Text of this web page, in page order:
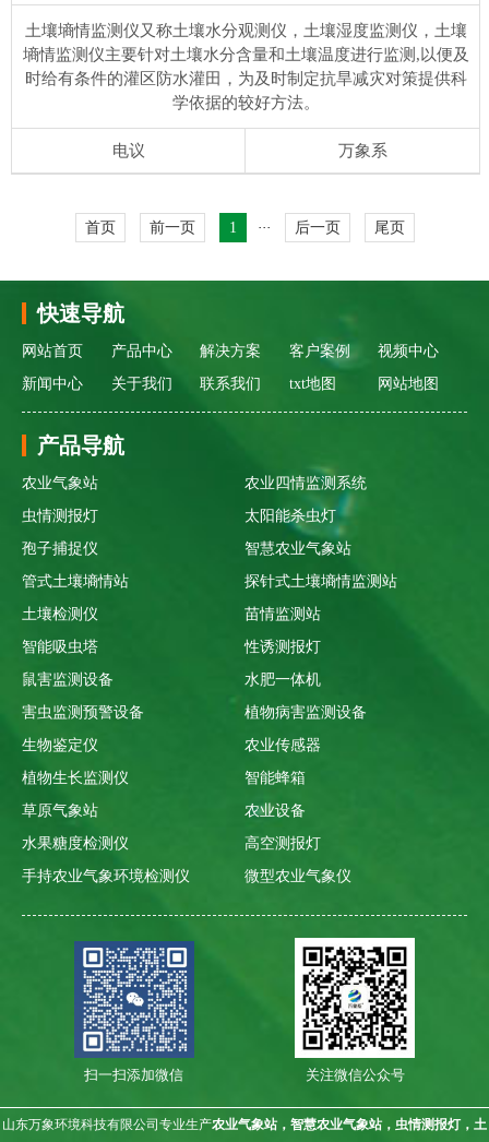
土壤墒情监测仪又称土壤水分观测仪，土壤湿度监测仪，土壤
墒情监测仪主要针对土壤水分含量和土壤温度进行监测,以便及
时给有条件的灌区防水灌田，为及时制定抗旱减灾对策提供科
学依据的较好方法。
电议 万象系
首页 前一页 1 ··· 后一页 尾页
快速导航
网站首页 产品中心 解决方案 客户案例
视频中心
新闻中心
关于我们 联系我们 txt地图 网站地图
产品导航
农业气象站
农业四情监测系统
虫情测报灯
太阳能杀虫灯
孢子捕捉仪
智慧农业气象站
管式土壤墒情站
探针式土壤墒情监测站
土壤检测仪
苗情监测站
智能吸虫塔
性诱测报灯
鼠害监测设备
水肥一体机
害虫监测预警设备
植物病害监测设备
生物鉴定仪
农业传感器
植物生长监测仪
智能蜂箱
草原气象站
农业设备
水果糖度检测仪
高空测报灯
手持农业气象环境检测仪
微型农业气象仪
扫一扫添加微信 关注微信公众号
山东万象环境科技有限公司专业生产农业气象站，智慧农业气象站，虫情测报灯，土